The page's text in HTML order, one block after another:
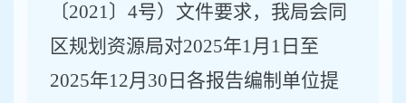
〔2021〕4号）文件要求，我局会同
区规划资源局对2025年1月1日至
2025年12月30日各报告编制单位提